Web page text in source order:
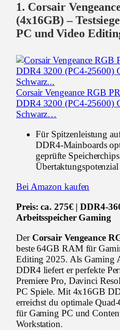
1. Corsair
(4x16GB) –
PC und Video
Corsair Vengeance RGB
DDR4 3200 (PC4-25600)
Schwarz…
Für Spitzenleistung
DDR4-Mainboards
geprüfte
Übertaktungspotenzial
Bei Amazon kaufen
Preis: ca. 275€ | DDR4-
Arbeitsspeicher Gaming
Der Corsair Vengeance
beste 64GB RAM für
Editing 2025. Als Gaming
DDR4 liefert er perfekte
Premiere Pro, Davinci
PC Spiele. Mit 4x16GB
erreichst du optimale
für Gaming PC und
Workstation.